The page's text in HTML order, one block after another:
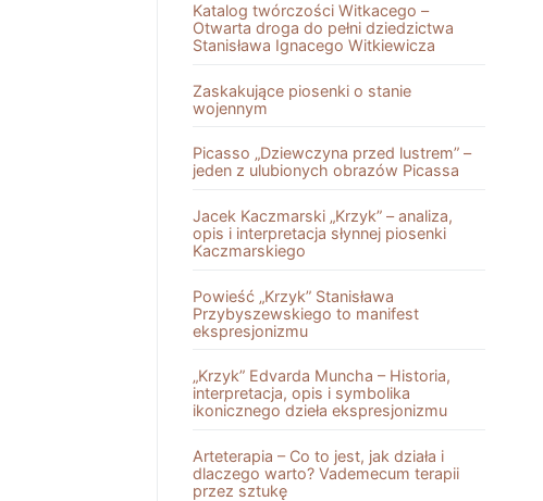
Katalog twórczości Witkacego –
Otwarta droga do pełni dziedzictwa
Stanisława Ignacego Witkiewicza
Zaskakujące piosenki o stanie
wojennym
Picasso „Dziewczyna przed lustrem” –
jeden z ulubionych obrazów Picassa
Jacek Kaczmarski „Krzyk” – analiza,
opis i interpretacja słynnej piosenki
Kaczmarskiego
Powieść „Krzyk” Stanisława
Przybyszewskiego to manifest
ekspresjonizmu
„Krzyk” Edvarda Muncha – Historia,
interpretacja, opis i symbolika
ikonicznego dzieła ekspresjonizmu
Arteterapia – Co to jest, jak działa i
dlaczego warto? Vademecum terapii
przez sztukę